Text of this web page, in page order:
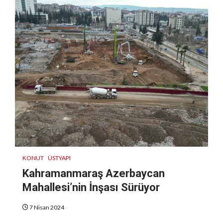
KONUT ÜSTYAPI
Kahramanmaraş Azerbaycan
Mahallesi’nin İnşası Sürüyor
7 Nisan 2024